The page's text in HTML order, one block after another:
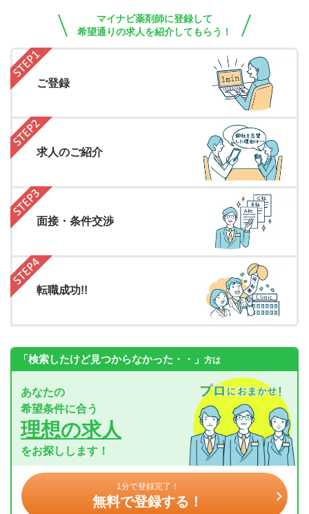
マイナビ薬剤師に登録して
希望通りの求人を紹介してもらう！
ご登録
求人のご紹介
面接・条件交渉
転職成功!!
「検索したけど見つからなかった・・」 方は
あなたの
希望条件に合う
理想の求人
をお探しします！
1分で登録完了！
無料で登録する！